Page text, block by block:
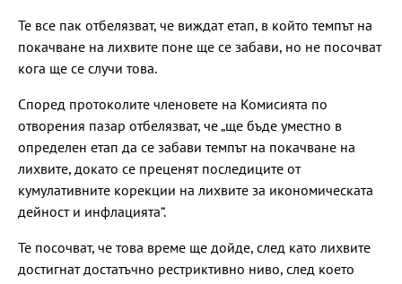
Те все пак отбелязват, че виждат етап, в който темпът на
покачване на лихвите поне ще се забави, но не посочват
кога ще се случи това.
Според протоколите членовете на Комисията по
отворения пазар отбелязват, че „ще бъде уместно в
определен етап да се забави темпът на покачване на
лихвите, докато се преценят последиците от
кумулативните корекции на лихвите за икономическата
дейност и инфлацията“.
Те посочват, че това време ще дойде, след като лихвите
достигнат достатъчно рестриктивно ниво, след което